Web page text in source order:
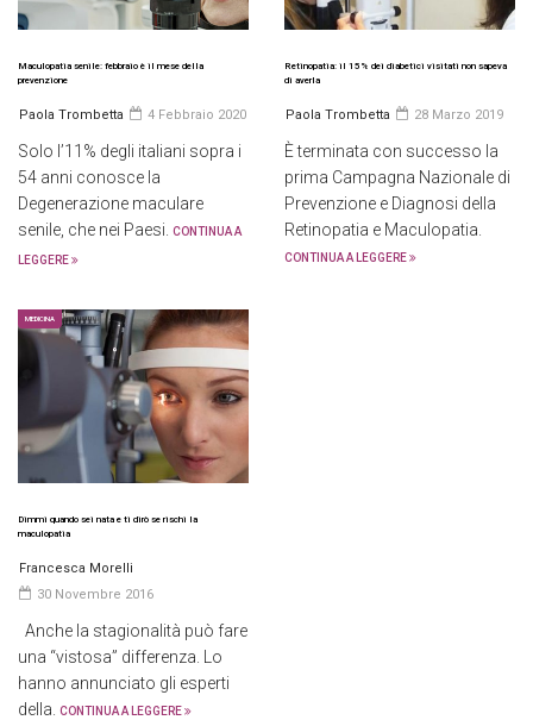
Maculopatia senile: febbraio è il mese della
prevenzione
Paola Trombetta 4 Febbraio 2020
Solo l’11% degli italiani sopra i
54 anni conosce la
Degenerazione maculare
senile, che nei Paesi. CONTINUA A
LEGGERE
Retinopatia: il 15% dei diabetici visitati non sapeva
di averla
Paola Trombetta 28 Marzo 2019
È terminata con successo la
prima Campagna Nazionale di
Prevenzione e Diagnosi della
Retinopatia e Maculopatia.
CONTINUA A LEGGERE
MEDICINA
Dimmi quando sei nata e ti dirò se rischi la
maculopatia
Francesca Morelli
30 Novembre 2016
Anche la stagionalità può fare
una “vistosa” differenza. Lo
hanno annunciato gli esperti
della.
CONTINUA A LEGGERE